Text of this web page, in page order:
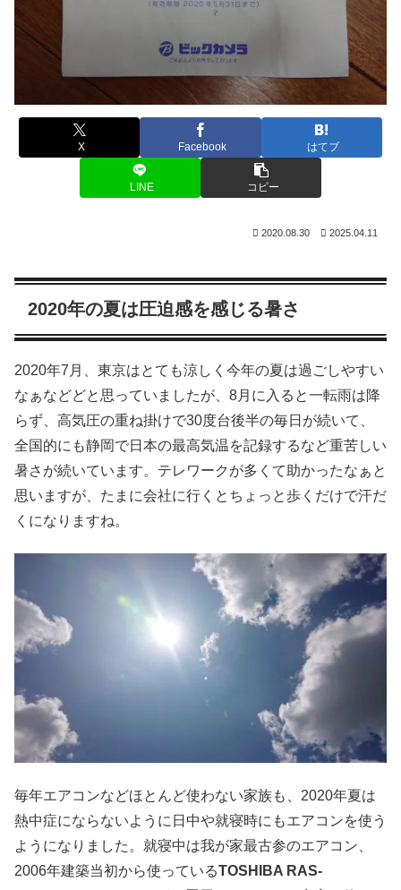
X Facebook はてブ
LINE コピー
2020.08.30 2025.04.11
2020年の夏は圧迫感を感じる暑さ
2020年7月、東京はとても涼しく今年の夏は過ごしやすい
なぁなどどと思っていましたが、8月に入ると一転雨は降
らず、高気圧の重ね掛けで30度台後半の毎日が続いて、
全国的にも静岡で日本の最高気温を記録するなど重苦しい
暑さが続いています。テレワークが多くて助かったなぁと
思いますが、たまに会社に行くとちょっと歩くだけで汗だ
くになりますね。
毎年エアコンなどほとんど使わない家族も、2020年夏は
熱中症にならないように日中や就寝時にもエアコンを使う
ようになりました。就寝中は我が家最古参のエアコン、
2006年建築当初から使っているTOSHIBA RAS-